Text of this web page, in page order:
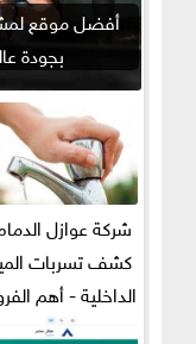
بجودة
شركة عوازل
كشف تسربات
الداخلية - أهم
بين...